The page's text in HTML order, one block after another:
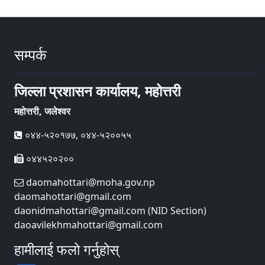
सम्पर्क
जिल्ला प्रशासन कार्यालय, महोत्तरी
महोत्तरी, जलेश्वर
०४४-५२०१७७, ०४४-५२००५५
०४४५२०२००
daomahottari@moha.gov.np
daomahottari@gmail.com
daonidmahottari@gmail.com (NID Section)
daoavilekhmahottari@gmail.com
हामीलाई फलो गर्नुहोस्